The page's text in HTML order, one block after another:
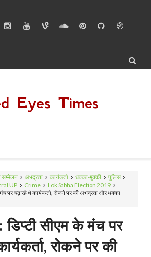

Eyes Times
सम्मेलन अभद्रता कार्यकर्ता धक्का-मुक्की
पुलिस
UP Crime
Lok Sabha Election 2019
पर चढ़ रहे थे कार्यकर्ता, रोकने पर की अभद्रता और धक्का-
सीएम के मंच पर
रोकने पर की